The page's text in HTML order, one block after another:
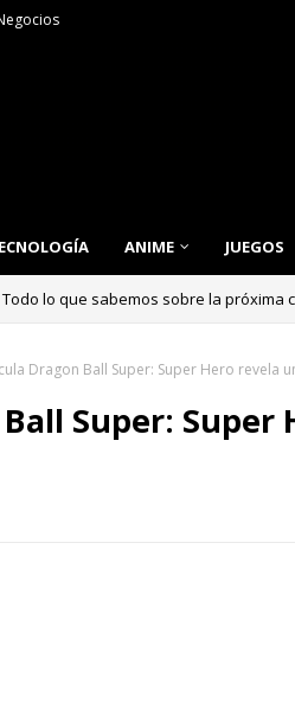
ANIME JUEGOS
Todo lo que sabemos sobre la próxima
Refrigerador LG: Innovación, Estilo y
Dragon Ball Super: Super Hero revela
Super: Super